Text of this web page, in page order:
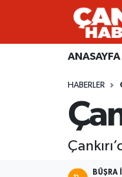
ANASAYFA
HABERLER
BÜŞRA
ANASAYFA
SİYASET
Künye
Gizlilik Sözleşmesi
Merkez Hava
Süper Lig Puan
Son Dakika